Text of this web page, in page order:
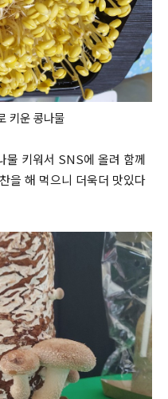
키운 콩나물
물 키워서 SNS에 올려 함께
을 해 먹으니 더욱더 맛있다